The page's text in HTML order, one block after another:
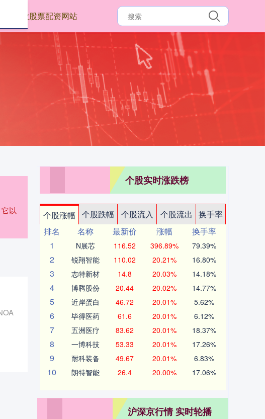
配资专业股票配资网站
以
个股实时涨跌榜
个股涨幅 个股跌幅 个股流入 个股流出
换手率
排名
名称 最新价 涨幅
换手率
1
N展芯 116.52 396.89% 79.39%
2 锐翔智能 110.02 20.21% 16.80%
3 志特新材 14.8 20.03% 14.18%
4 博腾股份 20.44 20.02% 14.77%
5 近岸蛋白 46.72 20.01% 5.62%
6 毕得医药 61.6 20.01% 6.12%
7 五洲医疗 83.62 20.01% 18.37%
8 一博科技 53.33 20.01% 17.26%
9 耐科装备 49.67 20.01% 6.83%
10 朗特智能 26.4 20.00% 17.06%
沪深京行情 实时轮播